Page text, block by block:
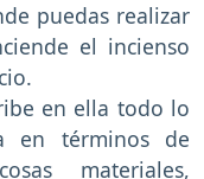
puedas realizar
el incienso
en ella todo lo
en términos de
materiales,